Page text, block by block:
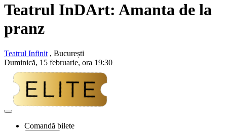
Teatrul InDArt: Amanta de la
pranz
Teatrul Infinit , București
Duminică, 15 februarie, ora 19:30
Adaugă
Comandă bilete